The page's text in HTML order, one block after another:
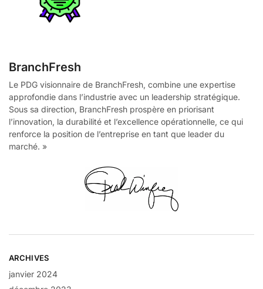
BranchFresh
Le PDG visionnaire de BranchFresh, combine une expertise
approfondie dans l’industrie avec un leadership stratégique.
Sous sa direction, BranchFresh prospère en priorisant
l’innovation, la durabilité et l’excellence opérationnelle, ce qui
renforce la position de l’entreprise en tant que leader du
marché. »
ARCHIVES
janvier 2024